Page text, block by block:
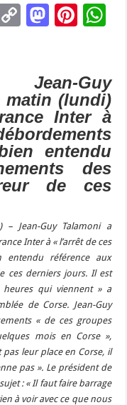
C
Li
n
k
M
d
o
n
Pi
es
t
p
p
Jean-Guy
matin (lundi)
Inter à
entendu
des
de ces
– Jean-Guy Talamoni a
Inter à « l’arrêt de ces
entendu référence aux
ces derniers jours. Il est
heures qui viennent » a
de Corse. Jean-Guy
« de ces groupes
mois en Corse »,
leur place en Corse, il
pas ». Le président de
: « Il faut faire barrage
à voir avec ce que nous